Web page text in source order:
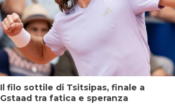
Il filo sottile di Tsitsipas, finale a
Gstaad tra fatica e speranza